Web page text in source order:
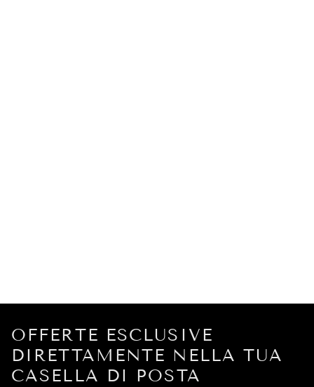
OFFERTE ESCLUSIVE
DIRETTAMENTE NELLA TUA
CASELLA DI POSTA